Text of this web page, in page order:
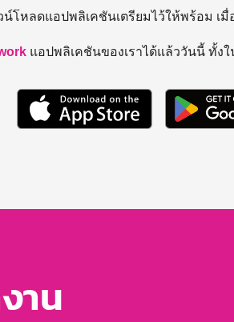
น์โหลดแอปพลิเคชันเตรียมไว้ให้พร้อม เ
แอปพลิเคชันของเราได้แล้ววันนี้ ทั้งใ
าน